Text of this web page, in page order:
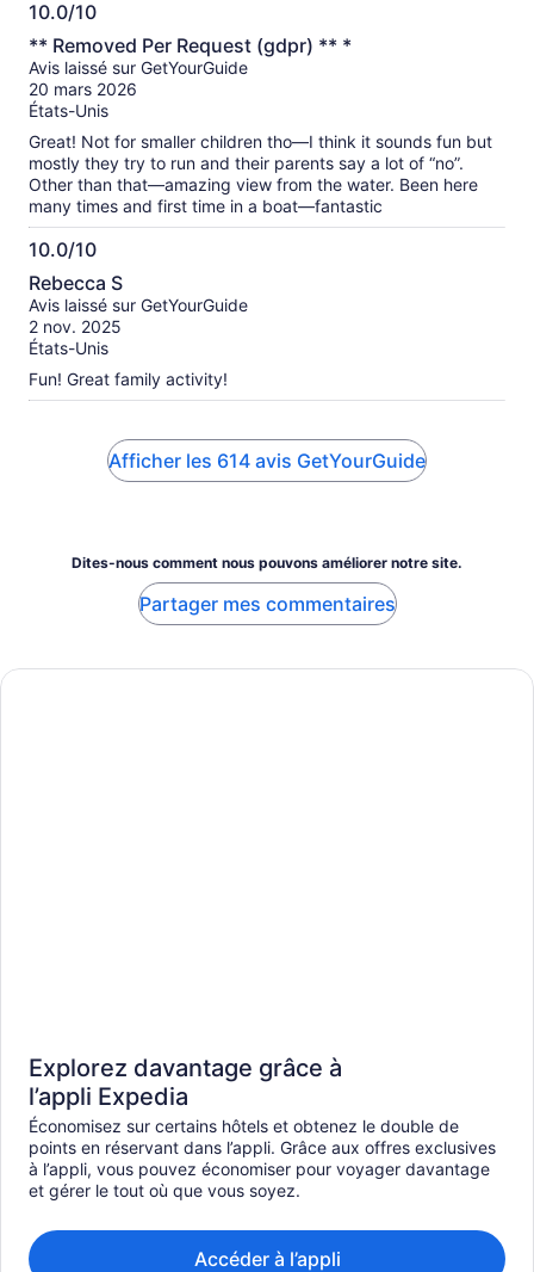
10.0/10
10.0
sur
10
** Removed Per Request (gdpr) ** *
Avis laissé sur GetYourGuide
20 mars 2026
États-Unis
Great! Not for smaller children tho—I think it sounds fun but
mostly they try to run and their parents say a lot of “no”.
Other than that—amazing view from the water. Been here
many times and first time in a boat—fantastic
10.0/10
10.0
sur
10
Rebecca S
Avis laissé sur GetYourGuide
2 nov. 2025
États-Unis
Fun! Great family activity!
Afficher les 614 avis GetYourGuide
Dites-nous comment nous pouvons améliorer notre site.
Partager mes commentaires
Explorez davantage grâce à
l’appli Expedia
Économisez sur certains hôtels et obtenez le double de
points en réservant dans l’appli. Grâce aux offres exclusives
à l’appli, vous pouvez économiser pour voyager davantage
et gérer le tout où que vous soyez.
Accéder à l’appli